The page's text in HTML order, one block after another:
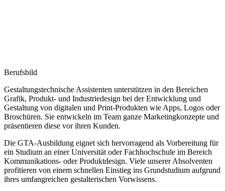
Berufsbild
Gestaltungstechnische Assistenten unterstützen in den Bereichen
Grafik, Produkt- und Industriedesign bei der Entwicklung und
Gestaltung von digitalen und Print-Produkten wie Apps, Logos oder
Broschüren. Sie entwickeln im Team ganze Marketingkonzepte und
präsentieren diese vor ihren Kunden.
Die GTA-Ausbildung eignet sich hervorragend als Vorbereitung für
ein Studium an einer Universität oder Fachhochschule im Bereich
Kommunikations- oder Produktdesign. Viele unserer Absolventen
profitieren von einem schnellen Einstieg ins Grundstudium aufgrund
ihres umfangreichen gestalterischen Vorwissens.